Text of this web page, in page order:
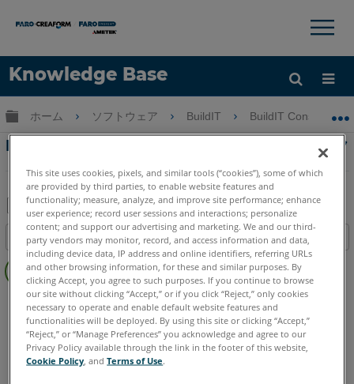
Knowledge Base
言語
×
グローバル階層を展開/折りたたむ
ホーム ソフトウェア BuildIT BuildIT Construction
BuildITでスキャンされた点群を含むプロジェク
PDF
と
し
て
目次
ッ
ダ
な
BuildIT Construction Metrology
This site uses cookies, pixels, and similar tools (“cookies”), some of which
are provided by third parties, to enable website features and
functionality; measure, analyze, and improve site performance; enhance
user experience; record user sessions and interactions; personalize
content; and support our advertising and marketing. We and our third-
party vendors may monitor, record, and access information and data,
including device data, IP address and online identifiers, referring URLs
and other browsing information, for these and similar purposes. By
clicking Accept, you agree to such purposes. If you continue to browse
our site without clicking “Accept,” or if you click “Reject,” only cookies
necessary to operate and enable default website features and
functionalities will be deployed. By using this site or clicking “Accept,”
“Reject,” or “Manage Preferences” you acknowledge and agree to our
Privacy Policy available through the link in the footer of this website,
Cookie Policy , andTerms of Use.